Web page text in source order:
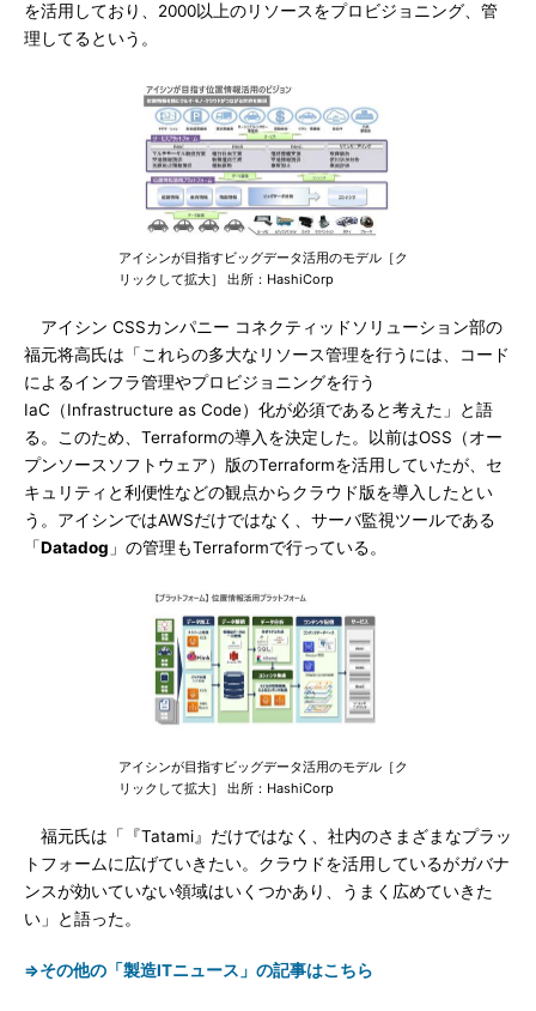
を活用しており、2000以上のリソースをプロビジョニング、管
理してるという。
アイシンが目指すビッグデータ活用のモデル［ク
リックして拡大］ 出所：HashiCorp
アイシン CSSカンパニー コネクティッドソリューション部の
福元将高氏は「これらの多大なリソース管理を行うには、コード
によるインフラ管理やプロビジョニングを行う
IaC（Infrastructure as Code）化が必須であると考えた」と語
る。このため、Terraformの導入を決定した。以前はOSS（オー
プンソースソフトウェア）版のTerraformを活用していたが、セ
キュリティと利便性などの観点からクラウド版を導入したとい
う。アイシンではAWSだけではなく、サーバ監視ツールである
「Datadog 」の管理もTerraformで行っている。
アイシンが目指すビッグデータ活用のモデル［ク
リックして拡大］ 出所：HashiCorp
福元氏は「『Tatami』だけではなく、社内のさまざまなプラッ
トフォームに広げていきたい。クラウドを活用しているがガバナ
ンスが効いていない領域はいくつかあり、うまく広めていきた
い」と語った。
⇒その他の「製造ITニュース」の記事はこちら